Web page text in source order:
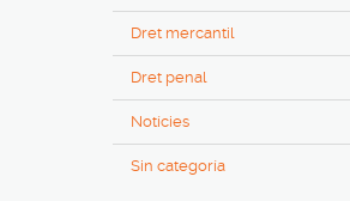
Dret mercantil
Dret penal
Notícies
Sin categoría